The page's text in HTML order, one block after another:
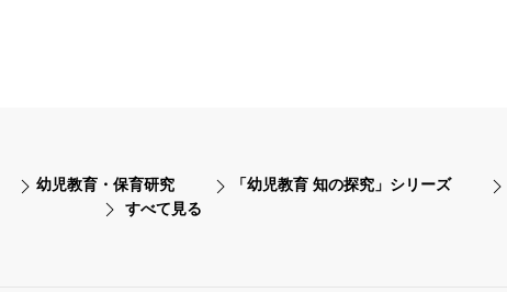
幼児教育・保育研究 「幼児教育 知の探究」シリーズ
すべて見る